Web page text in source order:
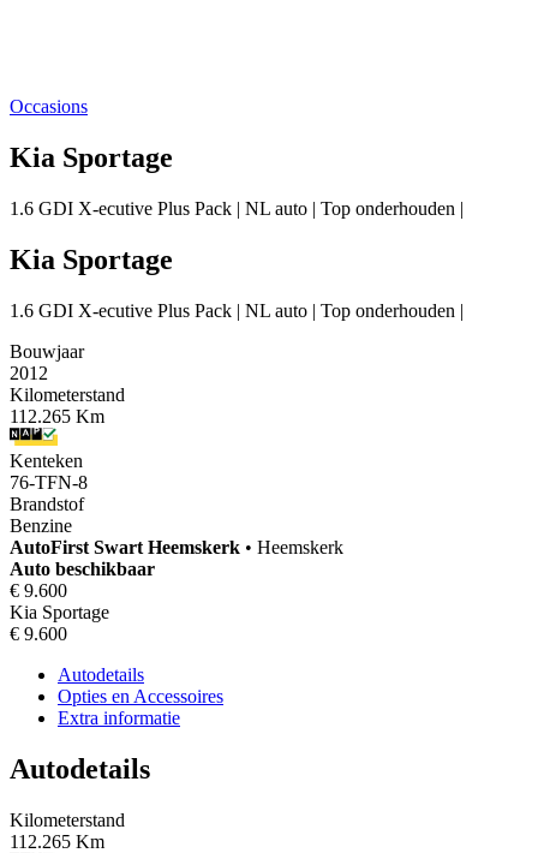
Occasions
Kia Sportage
1.6 GDI X-ecutive Plus Pack | NL auto | Top onderhouden |
Kia Sportage
1.6 GDI X-ecutive Plus Pack | NL auto | Top onderhouden |
Bouwjaar
2012
Kilometerstand
112.265 Km
Kenteken
76-TFN-8
Brandstof
Benzine
AutoFirst Swart Heemskerk • Heemskerk
Auto beschikbaar
€ 9.600
Kia Sportage
€ 9.600
Autodetails
Opties en Accessoires
Extra informatie
Autodetails
Kilometerstand
112.265 Km